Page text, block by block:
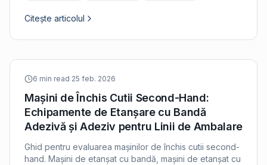
Citește articolul
6 min read·25 feb. 2026
Mașini de Închis Cutii Second-Hand:
Echipamente de Etanșare cu Bandă
Adezivă și Adeziv pentru Linii de Ambalare
Ghid pentru evaluarea mașinilor de închis cutii second-
hand. Mașini de etanșat cu bandă, mașini de etanșat cu